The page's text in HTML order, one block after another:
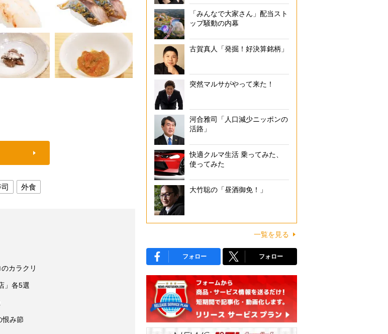
外食
カラクリ
」各5選
恨み節
「みんなで大家さん」配当スト
ップ騒動の内幕
古賀真人「発掘！好決算銘柄」
突然マルサがやって来た！
河合雅司「人口減少ニッポンの
活路」
快適クルマ生活 乗ってみた、
使ってみた
大竹聡の「昼酒御免！」
一覧を見る
フォロー フォロー